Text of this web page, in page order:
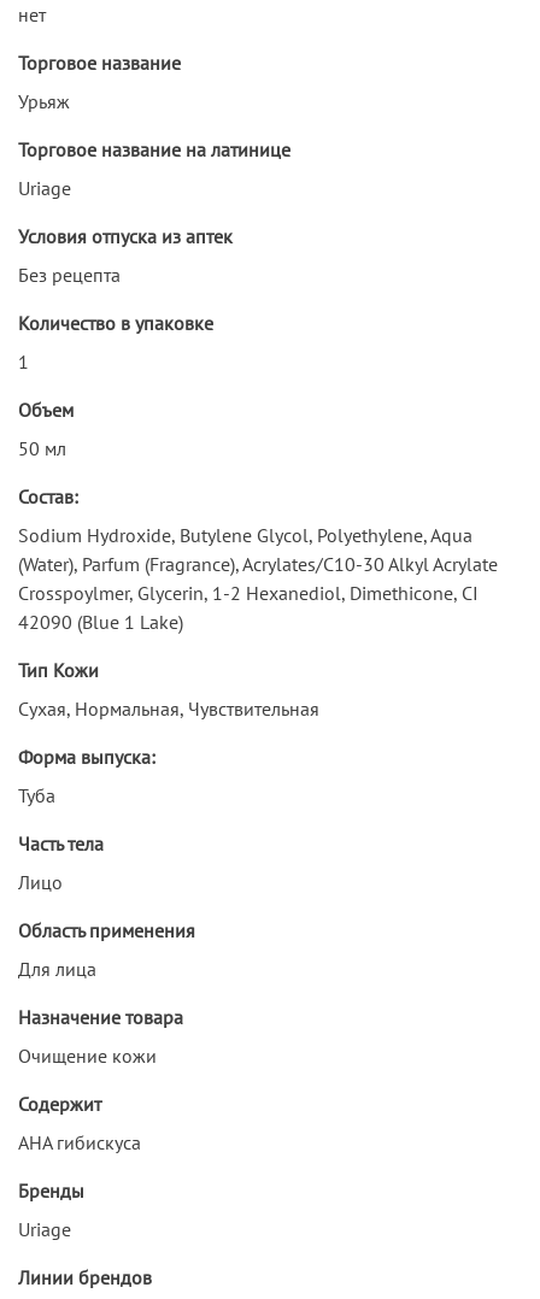
нет
Торговое название
Урьяж
Торговое название на латинице
Uriage
Условия отпуска из аптек
Без рецепта
Количество в упаковке
1
Объем
50 мл
Состав:
Sodium Hydroxide, Butylene Glycol, Polyethylene, Aqua
(Water), Parfum (Fragrance), Acrylates/C10-30 Alkyl Acrylate
Crosspoylmer, Glycerin, 1-2 Hexanediol, Dimethicone, CI
42090 (Blue 1 Lake)
Тип Кожи
Сухая, Нормальная, Чувствительная
Форма выпуска:
Туба
Часть тела
Лицо
Область применения
Для лица
Назначение товара
Очищение кожи
Содержит
АНА гибискуса
Бренды
Uriage
Линии брендов